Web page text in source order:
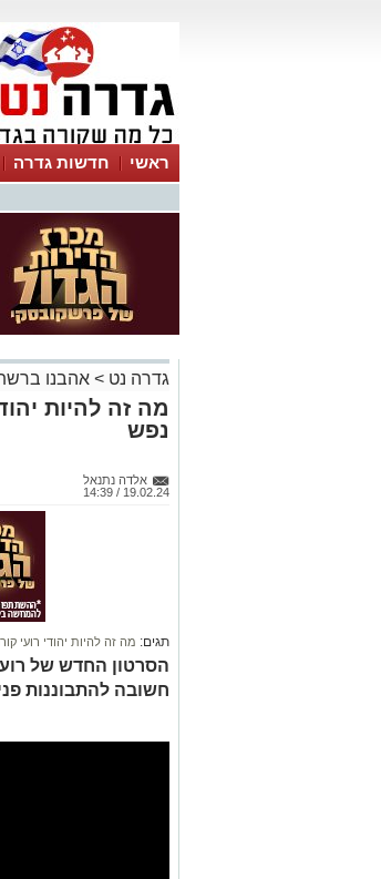
ראשי חדשות גדרה
גדרה נט > אהבנו
מה זה להיות
נפש
אלדה נתנאל
19.02.24 / 14:39
תגים: מה זה להיות יהודי רועי
הסרטון החדש של
חשובה להתבוננות